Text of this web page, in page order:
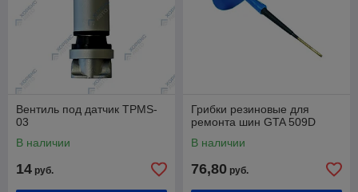
Вентиль под датчик TPMS-
03
В наличии
14 руб.
Грибки резиновые для
ремонта шин GTA 509D
В наличии
76,80 руб.